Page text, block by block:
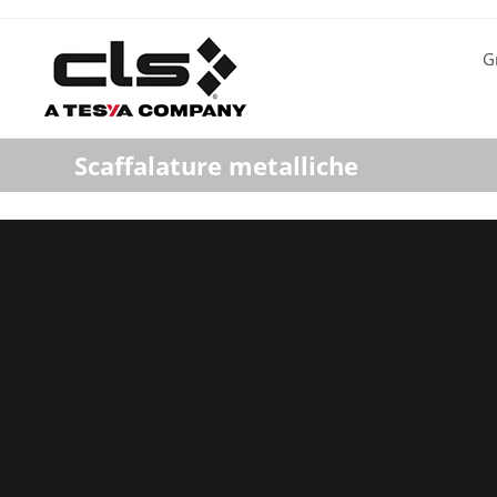
Scaffalature metalliche